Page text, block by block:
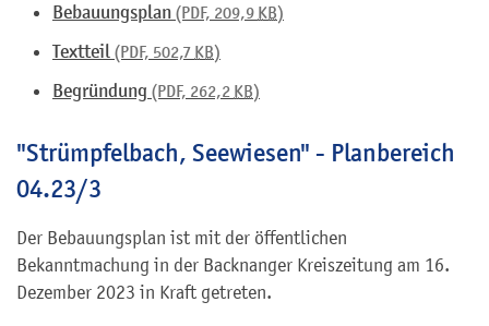
Bebauungsplan (PDF, 209,9KB)
Textteil (PDF, 502,7KB)
Begründung (PDF, 262,2KB)
"Strümpfelbach, Seewiesen" - Planbereich
04.23/3
Der Bebauungsplan ist mit der öffentlichen
Bekanntmachung in der Backnanger Kreiszeitung am 16.
Dezember 2023 in Kraft getreten.